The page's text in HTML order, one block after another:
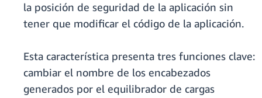
la posición de seguridad de la aplicación sin
tener que modificar el código de la aplicación.
Esta característica presenta tres funciones clave:
cambiar el nombre de los encabezados
generados por el equilibrador de cargas